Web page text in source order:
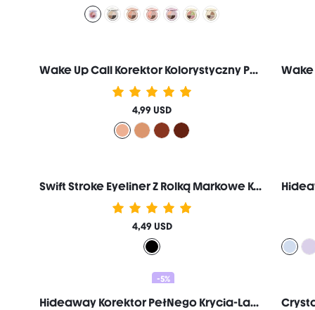
Wake Up Call Korektor Kolorystyczny Pod Oczy-Peach Markowe Kosmetyki Do MakijażU I Urody Dla Kobiet I DziewcząT
4,99 USD
Swift Stroke Eyeliner Z Rolką Markowe Kosmetyki Do MakijażU I Urody Dla Kobiet I DziewcząT
4,49 USD
-5%
Hideaway Korektor PełNego Krycia-Lavender Korektor Koloru RozśWietlacz I Highlighter Markowe Kosmetyki Do MakijażU I Urody Dla Kobiet I DziewcząT